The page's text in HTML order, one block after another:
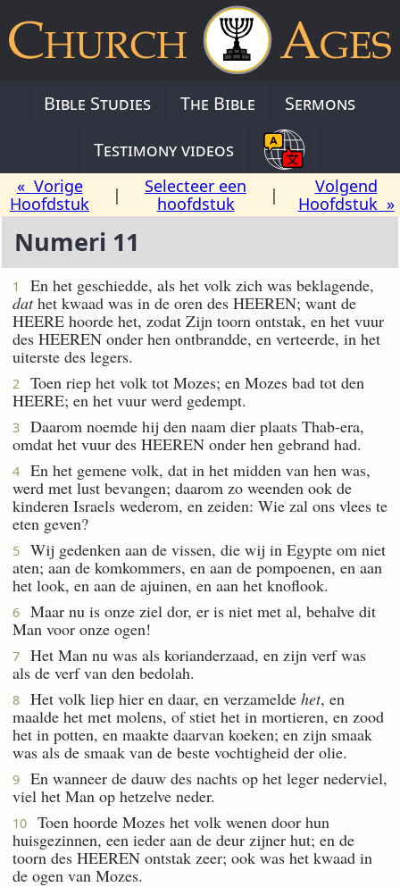
Bible Studies The Bible
Sermons
Testimony videos
« Vorige
Hoofdstuk
|
Selecteer een
hoofdstuk
|
Volgend
Hoofdstuk »
Numeri 11
1
En het geschiedde, als het volk zich was beklagende,
dathet kwaad was in de oren des HEEREN; want de
HEERE hoorde het, zodat Zijn toorn ontstak, en het vuur
des HEEREN onder hen ontbrandde, en verteerde, in het
uiterste des legers.
2
Toen riep het volk tot Mozes; en Mozes bad tot den
HEERE; en het vuur werd gedempt.
3
Daarom noemde hij den naam dier plaats Thab-era,
omdat het vuur des HEEREN onder hen gebrand had.
4
En het gemene volk, dat in het midden van hen was,
werd met lust bevangen; daarom zo weenden ook de
kinderen Israels wederom, en zeiden: Wie zal ons vlees te
eten geven?
5
Wij gedenken aan de vissen, die wij in Egypte om niet
aten; aan de komkommers, en aan de pompoenen, en aan
het look, en aan de ajuinen, en aan het knoflook.
6
Maar nu is onze ziel dor, er is niet met al, behalve dit
Man voor onze ogen!
7
Het Man nu was als korianderzaad, en zijn verf was
als de verf van den bedolah.
8 Het volk liep hier en daar, en verzamelde het, en
maalde het met molens, of stiet het in mortieren, en zood
het in potten, en maakte daarvan koeken; en zijn smaak
was als de smaak van de beste vochtigheid der olie.
9
En wanneer de dauw des nachts op het leger nederviel,
viel het Man op hetzelve neder.
10
Toen hoorde Mozes het volk wenen door hun
huisgezinnen, een ieder aan de deur zijner hut; en de
toorn des HEEREN ontstak zeer; ook was het kwaad in
de ogen van Mozes.